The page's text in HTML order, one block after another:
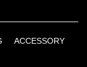
ACCESSORY